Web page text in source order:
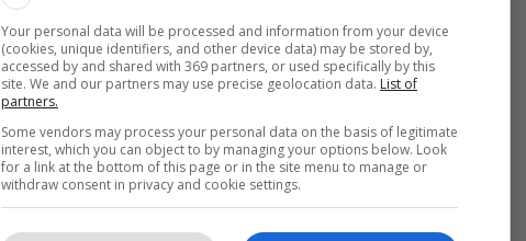
Your personal data will be processed and information from your device
(cookies, unique identifiers, and other device data) may be stored by,
accessed by and shared with 369 partners, or used specifically by this
site. We and our partners may use precise geolocation data. List of
partners.
Some vendors may process your personal data on the basis of legitimate
interest, which you can object to by managing your options below. Look
for a link at the bottom of this page or in the site menu to manage or
withdraw consent in privacy and cookie settings.